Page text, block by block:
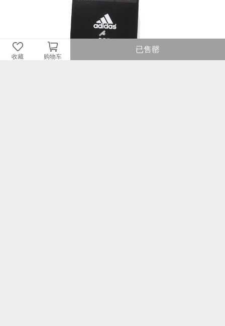
收藏 购物车
已售罄